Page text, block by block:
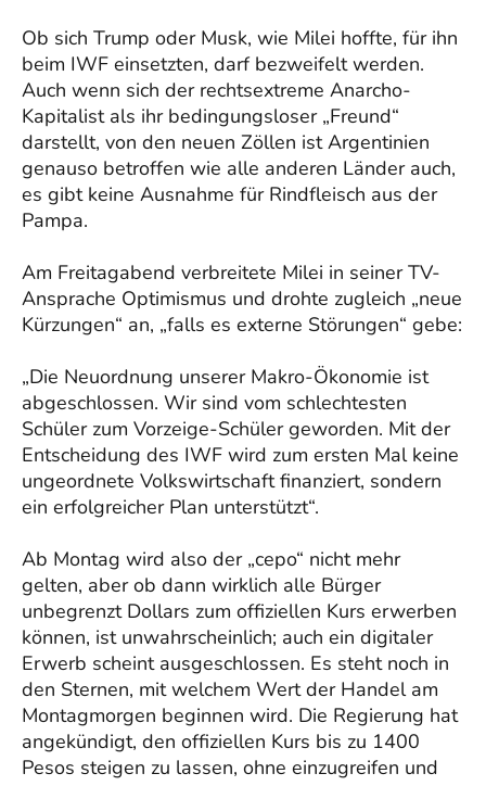
Ob sich Trump oder Musk, wie Milei hoffte, für ihn
beim IWF einsetzten, darf bezweifelt werden.
Auch wenn sich der rechtsextreme Anarcho-
Kapitalist als ihr bedingungsloser „Freund“
darstellt, von den neuen Zöllen ist Argentinien
genauso betroffen wie alle anderen Länder auch,
es gibt keine Ausnahme für Rindfleisch aus der
Pampa.
Am Freitagabend verbreitete Milei in seiner TV-
Ansprache Optimismus und drohte zugleich „neue
Kürzungen“ an, „falls es externe Störungen“ gebe:
„Die Neuordnung unserer Makro-Ökonomie ist
abgeschlossen. Wir sind vom schlechtesten
Schüler zum Vorzeige-Schüler geworden. Mit der
Entscheidung des IWF wird zum ersten Mal keine
ungeordnete Volkswirtschaft finanziert, sondern
ein erfolgreicher Plan unterstützt“.
Ab Montag wird also der „cepo“ nicht mehr
gelten, aber ob dann wirklich alle Bürger
unbegrenzt Dollars zum offiziellen Kurs erwerben
können, ist unwahrscheinlich; auch ein digitaler
Erwerb scheint ausgeschlossen. Es steht noch in
den Sternen, mit welchem Wert der Handel am
Montagmorgen beginnen wird. Die Regierung hat
angekündigt, den offiziellen Kurs bis zu 1400
Pesos steigen zu lassen, ohne einzugreifen und